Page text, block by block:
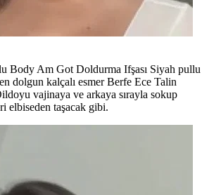
Body Am Got Doldurma Ifşası Siyah pullu
dolgun kalçalı esmer Berfe Ece Talin
vajinaya ve arkaya sırayla sokup
elbiseden taşacak gibi.